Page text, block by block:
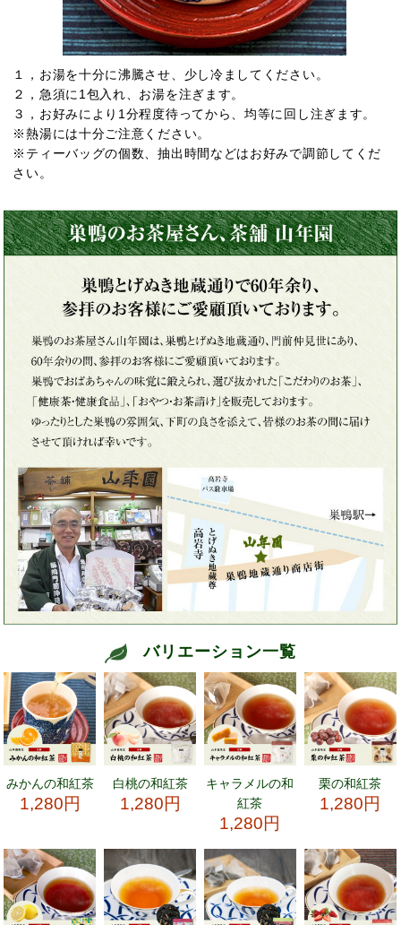
１，お湯を十分に沸騰させ、少し冷ましてください。
２，急須に1包入れ、お湯を注ぎます。
３，お好みにより1分程度待ってから、均等に回し注ぎます。
※熱湯には十分ご注意ください。
※ティーバッグの個数、抽出時間などはお好みで調節してくだ
さい。